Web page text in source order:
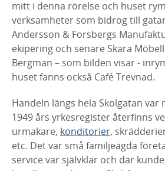
mitt i denna rörelse och huset
verksamheter som bidrog till
Andersson & Forsbergs
ekipering och senare Skara
Bergman – som bilden visar -
huset fanns också Café Trevnad.
Handeln längs hela Skolgatan var
1949 års yrkesregisteråterfinns
urmakare, konditorier,
etc. Det var små familjeägda
service var självklar och där